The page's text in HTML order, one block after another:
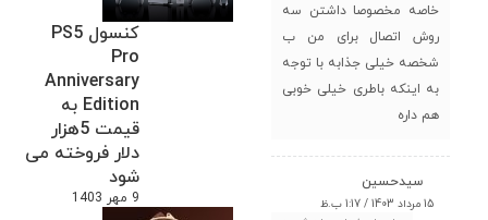
کنسول PS5
Pro
Anniversary
Edition به
قیمت 5هزار
دلار فروخته می
شود
9 مهر 1403
خاصه مخصوصا داشتن سه
روش اتصال برای من ب
شخصه خیلی جذابه با توجه
به اینکه باطری خیلی خوبی
هم داره
سیدحسین
15 مرداد 1403 / 1:17 ب.ظ